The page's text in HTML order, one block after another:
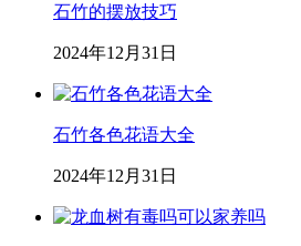
石竹的摆放技巧
2024年12月31日
石竹各色花语大全
2024年12月31日